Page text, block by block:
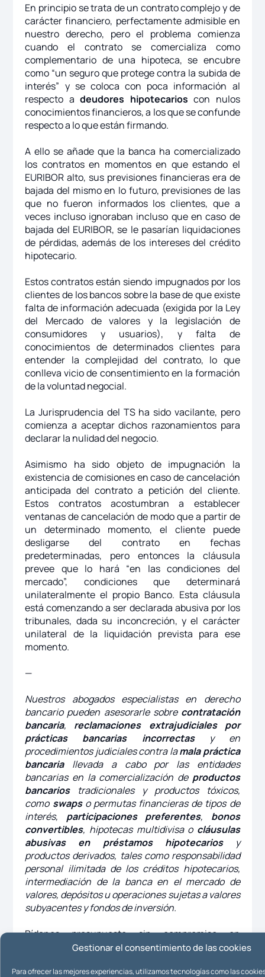
Gestionar el consentimiento de las cookies
Para ofrecer las mejores experiencias, utilizamos tecnologías como las
En principio se trata de un contrato complejo y de
carácter financiero, perfectamente admisible en
nuestro derecho, pero el problema comienza
cuando el contrato se comercializa como
complementario de una hipoteca, se encubre
como “un seguro que protege contra la subida de
interés” y se coloca con poca información al
respecto adeudores hipotecarios con nulos
conocimientos financieros, a los que se confunde
respecto a lo que están firmando.
A ello se añade que la banca ha comercializado
los contratos en momentos en que estando el
EURIBOR alto, sus previsiones financieras era de
bajada del mismo en lo futuro, previsiones de las
que no fueron informados los clientes, que a
veces incluso ignoraban incluso que en caso de
bajada del EURIBOR, se le pasarían liquidaciones
de pérdidas, además de los intereses del crédito
hipotecario.
Estos contratos están siendo impugnados por los
clientes de los bancos sobre la base de que existe
falta de información adecuada (exigida por la Ley
del Mercado de valores y la legislación de
consumidores y usuarios), y falta de
conocimientos de determinados clientes para
entender la complejidad del contrato, lo que
conlleva vicio de consentimiento en la formación
de la voluntad negocial.
La Jurisprudencia del TS ha sido vacilante, pero
comienza a aceptar dichos razonamientos para
declarar la nulidad del negocio.
Asimismo ha sido objeto de impugnación la
existencia de comisiones en caso de cancelación
anticipada del contrato a petición del cliente.
Estos contratos acostumbran a establecer
ventanas de cancelación de modo que a partir de
un determinado momento, el cliente puede
desligarse del contrato en fechas
predeterminadas, pero entonces la cláusula
prevee que lo hará “en las condiciones del
mercado”, condiciones que determinará
unilateralmente el propio Banco. Esta cláusula
está comenzando a ser declarada abusiva por los
tribunales, dada su inconcreción, y el carácter
unilateral de la liquidación prevista para ese
momento.
—
Nuestros abogados especialistas en derecho
bancario pueden asesorarle sobre contratación
bancaria, reclamaciones extrajudiciales por
prácticas bancarias incorrectas
y en
procedimientos judiciales contra lamala práctica
bancariallevada a cabo por las entidades
bancarias en la comercialización de productos
bancariostradicionales y productos tóxicos,
como swapso permutas financieras de tipos de
interés, participaciones preferentes, bonos
convertibles, hipotecas multidivisa o cláusulas
abusivas en préstamos hipotecarios
y
productos derivados, tales como responsabilidad
personal ilimitada de los créditos hipotecarios,
intermediación de la banca en el mercado de
valores, depósitos u operaciones sujetas a valores
subyacentes y fondos de inversión.
Pídanos presupuesto sin compromiso en
info@ic-abogados.comopinche aquí.